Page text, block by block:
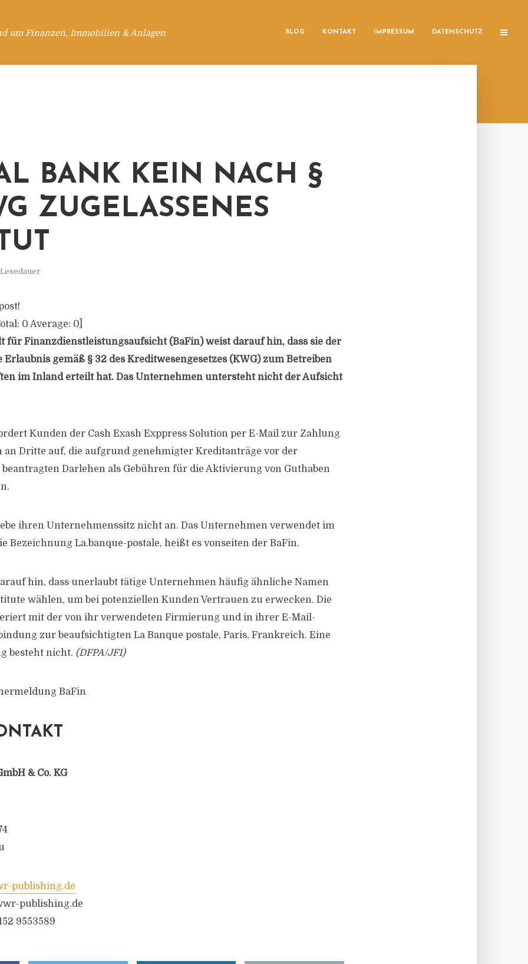
um Finanzen, Immobilien & Anlagen BLOG KONTAKT IMPRESSUM DATENSCHUTZ
BANK KEIN NACH §
ZUGELASSENES
0 Average: 0
für Finanzdienstleistungsaufsicht (BaFin) weist darauf hin, dass sie der
Erlaubnis gemäß § 32 des Kreditwesengesetzes (KWG) zum Betreiben
im Inland erteilt hat. Das Unternehmen untersteht nicht der Aufsicht
Kunden der Cash Exash Exppress Solution per E-Mail zur Zahlung
an Dritte auf, die aufgrund genehmigter Kreditanträge vor der
Darlehen als Gebühren für die Aktivierung von Guthaben
ihren Unternehmenssitz nicht an. Das Unternehmen verwendet im
Bezeichnung La.banque-postale, heißt es vonseiten der BaFin.
hin, dass unerlaubt tätige Unternehmen häufig ähnliche Namen
wählen, um bei potenziellen Kunden Vertrauen zu erwecken. Die
mit der von ihr verwendeten Firmierung und in ihrer E-Mail-
zur beaufsichtigten La Banque postale, Paris, Frankreich. Eine
besteht nicht. (DFPA/JF1)
BaFin
& Co. KG
publishing.de
publishing.de
9553589